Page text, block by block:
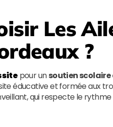
Les
?
pour unsoutien scolaire
éducative et formée aux
qui respecte le